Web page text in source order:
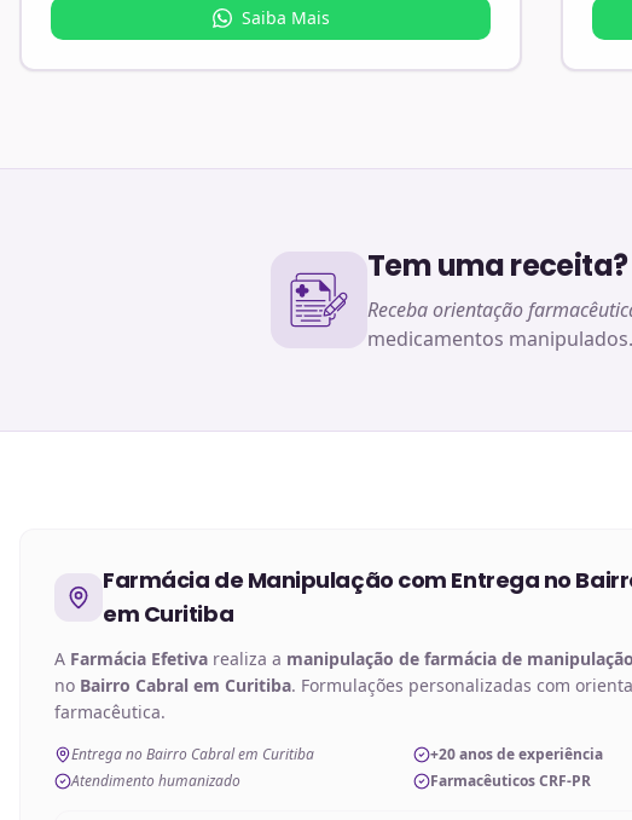
Saiba Mais
Tem uma
Receba orientação
medicamentos manipulados.
Farmácia de Manipulação com Entrega no
em Curitiba
A Farmácia Efetiva realiza a manipulação de farmácia de manipulação
no Bairro Cabral em Curitiba. Formulações personalizadas com
farmacêutica.
Entrega no Bairro Cabral em Curitiba
+20 anos de experiência
Atendimento humanizado
Farmacêuticos CRF-PR